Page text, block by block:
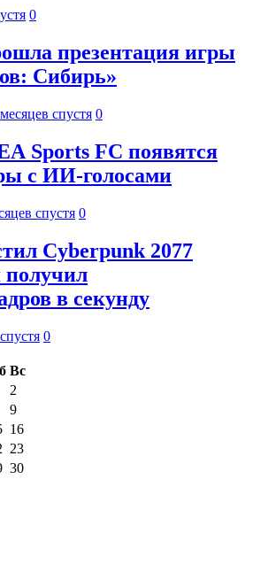
0
презентация игры
Сибирь»
спустя 0
Sports FC появятся
с ИИ-голосами
спустя 0
Cyberpunk 2077
в секунду
0
Вс
2
9
16
23
30